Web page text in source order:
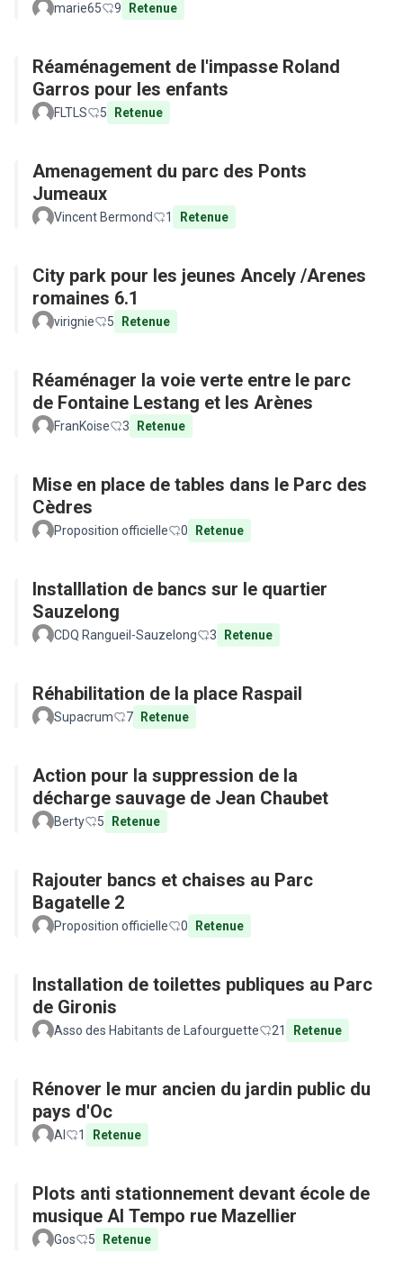
marie65 9 Retenue
Réaménagement de l'impasse Roland
Garros pour les enfants
FLTLS 5 Retenue
Amenagement du parc des Ponts
Jumeaux
Vincent Bermond 1 Retenue
City park pour les jeunes Ancely /Arenes
romaines 6.1
virignie 5 Retenue
Réaménager la voie verte entre le parc
de Fontaine Lestang et les Arènes
FranKoise 3 Retenue
Mise en place de tables dans le Parc des
Cèdres
Proposition officielle 0 Retenue
Installlation de bancs sur le quartier
Sauzelong
CDQ Rangueil-Sauzelong 3 Retenue
Réhabilitation de la place Raspail
Supacrum 7 Retenue
Action pour la suppression de la
décharge sauvage de Jean Chaubet
Berty 5 Retenue
Rajouter bancs et chaises au Parc
Bagatelle 2
Proposition officielle 0 Retenue
Installation de toilettes publiques au Parc
de Gironis
Asso des Habitants de Lafourguette 21 Retenue
Rénover le mur ancien du jardin public du
pays d'Oc
Al 1 Retenue
Plots anti stationnement devant école de
musique Al Tempo rue Mazellier
Gos 5 Retenue